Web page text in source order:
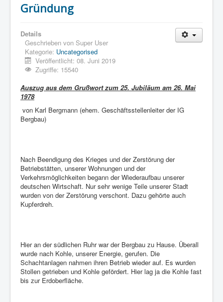
Gründung
Details
Geschrieben von Super User
Kategorie: Uncategorised
Veröffentlicht: 08. Juni 2019
Zugriffe: 15540
Auszug aus dem Grußwort zum 25. Jubiläum am 26. Mai
1978
von Karl Bergmann (ehem. Geschäftsstellenleiter der IG
Bergbau)
Nach Beendigung des Krieges und der Zerstörung der
Betriebstätten, unserer Wohnungen und der
Verkehrsmöglichkeiten begann der Wiederaufbau unserer
deutschen Wirtschaft. Nur sehr wenige Teile unserer Stadt
wurden von der Zerstörung verschont. Dazu gehörte auch
Kupferdreh.
Hier an der südlichen Ruhr war der Bergbau zu Hause. Überall
wurde nach Kohle, unserer Energie, gerufen. Die
Schachtanlagen nahmen ihren Betrieb wieder auf. Es wurden
Stollen getrieben und Kohle gefördert. Hier lag ja die Kohle fast
bis zur Erdoberfläche.